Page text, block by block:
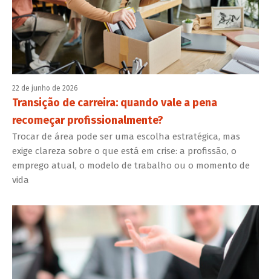
22 de junho de 2026
Transição de carreira: quando vale a pena
recomeçar profissionalmente?
Trocar de área pode ser uma escolha estratégica, mas
exige clareza sobre o que está em crise: a profissão, o
emprego atual, o modelo de trabalho ou o momento de
vida